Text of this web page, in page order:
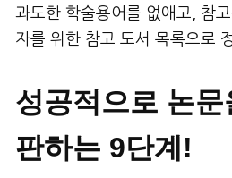
과도한 학술용어를 없애고, 참
자를 위한 참고 도서 목록으로
성공적으로 논
판하는 9단계!